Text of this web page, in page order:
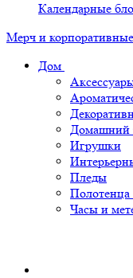
Календарные
Мерч и
Дом
Домашний
Игрушки
Пледы
Полотенца
Часы и